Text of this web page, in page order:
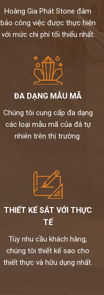
Hoàng Gia Phát Stone đảm
bảo công việc được thực hiện
với mức chi phí tối thiểu nhất.
ĐA DẠNG MẪU MÃ
Chúng tôi cung cấp đa dạng
các loại mẫu mã của đá tự
nhiên trên thị trường.
THIẾT KẾ SÁT VỚI THỰC
TẾ
Tùy nhu cầu khách hàng,
chúng tôi thiết kế sao cho
thiết thực và hữu dụng nhất.